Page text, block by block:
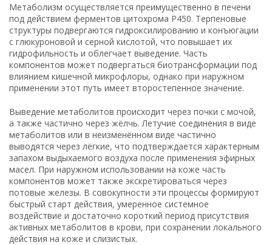
Метаболизм осуществляется преимущественно в печени
под действием ферментов цитохрома P450. Терпеновые
структуры подвергаются гидроксилированию и конъюгации
с глюкуроновой и серной кислотой, что повышает их
гидрофильность и облегчает выведение. Часть
компонентов может подвергаться биотрансформации под
влиянием кишечной микрофлоры, однако при наружном
применении этот путь имеет второстепенное значение.
Выведение метаболитов происходит через почки с мочой,
а также частично через жёлчь. Летучие соединения в виде
метаболитов или в неизменённом виде частично
выводятся через лёгкие, что подтверждается характерным
запахом выдыхаемого воздуха после применения эфирных
масел. При наружном использовании на коже часть
компонентов может также экскретироваться через
потовые железы. В совокупности эти процессы формируют
быстрый старт действия, умеренное системное
воздействие и достаточно короткий период присутствия
активных метаболитов в крови, при сохранении локального
действия на коже и слизистых.